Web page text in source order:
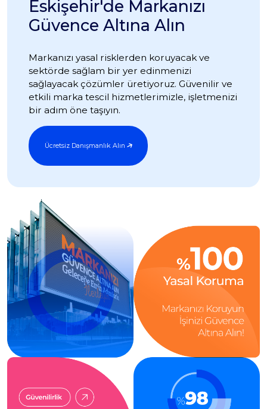
Eskişehir'de Markanızı
Güvence Altına Alın
Markanızı yasal risklerden koruyacak ve
sektörde sağlam bir yer edinmenizi
sağlayacak çözümler üretiyoruz. Güvenilir ve
etkili marka tescil hizmetlerimizle, işletmenizi
bir adım öne taşıyın.
Ücretsiz Danışmanlık Alın